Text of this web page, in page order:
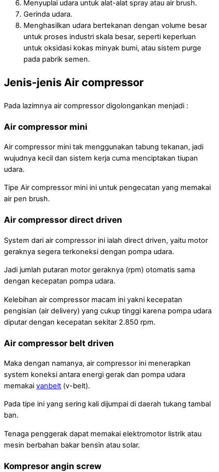
Menyuplai udara untuk alat-alat spray atau air brush.
Gerinda udara.
Menghasilkan udara bertekanan dengan volume besar
untuk proses industri skala besar, seperti keperluan
untuk oksidasi kokas minyak bumi, atau sistem purge
pada pabrik semen.
Jenis-jenis Air compressor
Pada lazimnya air compressor digolongankan menjadi :
Air compressor mini
Air compressor mini tak menggunakan tabung tekanan, jadi
wujudnya kecil dan sistem kerja cuma menciptakan tiupan
udara.
Tipe Air compressor mini ini untuk pengecatan yang memakai
air pen brush.
Air compressor direct driven
System dari air compressor ini ialah direct driven, yaitu motor
geraknya segera terkoneksi dengan pompa udara.
Jadi jumlah putaran motor geraknya (rpm) otomatis sama
dengan kecepatan pompa udara.
Kelebihan air compressor macam ini yakni kecepatan
pengisian (air delivery) yang cukup tinggi karena pompa udara
diputar dengan kecepatan sekitar 2.850 rpm.
Air compressor belt driven
Maka dengan namanya, air compressor ini menerapkan
system koneksi antara energi gerak dan pompa udara
memakai vanbelt (v-belt).
Pada tipe ini yang sering kali dijumpai di daerah tukang tambal
ban.
Tenaga penggerak dapat memakai elektromotor listrik atau
mesin berbahan bakar bensin atau solar.
Kompresor angin screw